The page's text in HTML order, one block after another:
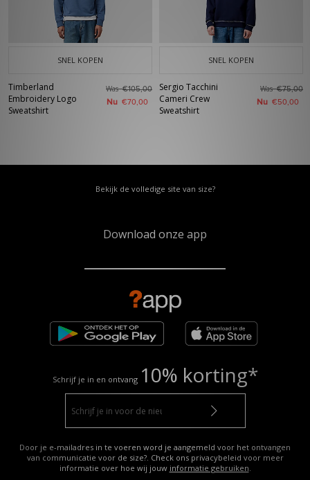
SNEL KOPEN
Timberland
Embroidery Logo
Sweatshirt
Was€105,00
Nu €70,00
SNEL KOPEN
Sergio Tacchini
Cameri Crew
Sweatshirt
Was€75,00
Nu €50,00
Bekijk de volledige site van size?
Download onze app
Schrijf je in en ontvang 10% korting*
Door je e-mailadres in te voeren word je aangemeld voor het ontvangen
van communicatie voor de size?. Check ons privacybeleid voor meer
informatie over hoe wij jouw informatie gebruiken.